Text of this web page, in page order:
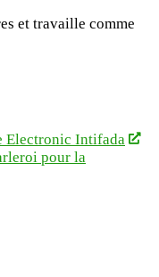
et travaille comme
Electronic Intifada
pour la